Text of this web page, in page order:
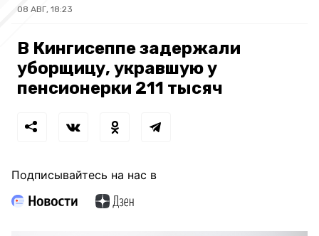
08 АВГ, 18:23
В Кингисеппе задержали
уборщицу, укравшую у
пенсионерки 211 тысяч
Подписывайтесь на нас в